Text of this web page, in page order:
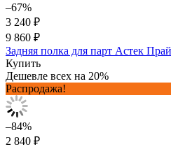
–67%
3 240 ₽
9 860 ₽
Задняя полка для парт Астек
Купить
Дешевле всех на 20%
Распродажа!
–84%
2 840 ₽